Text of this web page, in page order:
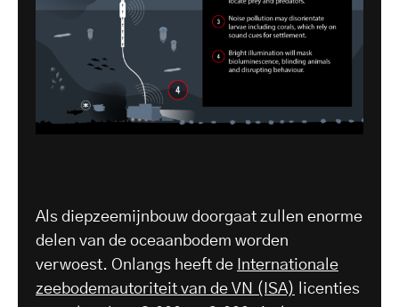
Als diepzeemijnbouw doorgaat zullen enorme
delen van de oceaanbodem worden
verwoest. Onlangs heeft de Internationale
zeebodemautoriteit van de VN (ISA)
licenties